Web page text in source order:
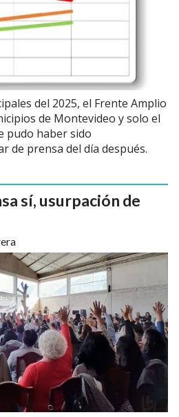
del 2025, el Frente Amplio
de Montevideo y solo el
pudo haber sido
de prensa del día después.
sí, usurpación de